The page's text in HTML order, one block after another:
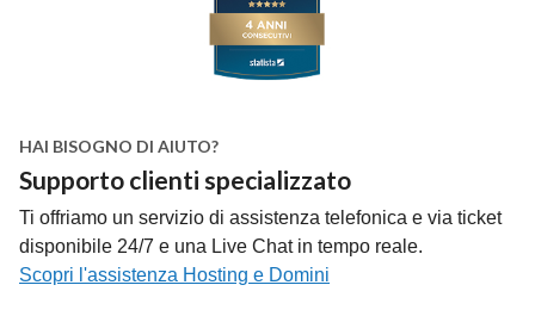
HAI BISOGNO DI AIUTO?
Supporto clienti specializzato
Ti offriamo un servizio di assistenza telefonica e via ticket
disponibile 24/7 e una Live Chat in tempo reale.
Scopri l'assistenza Hosting e Domini